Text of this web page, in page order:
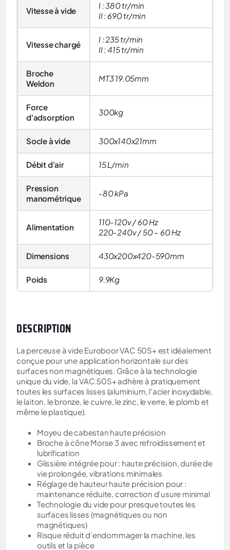
Vitesse à vide
I : 380 tr/min
II : 690 tr/min
Vitesse chargé
I : 235 tr/min
II : 415 tr/min
Broche
Weldon
MT3 19.05mm
Force
d'adsorption
300kg
Socle à vide 300x140x21mm
Débit d'air 15 L/min
Pression
manométrique
-80 kPa
Alimentation
110-120v / 60 Hz
220-240v / 50 – 60 Hz
Dimensions 430x200x420-590mm
Poids 9.9Kg
DESCRIPTION
La perceuse à vide Euroboor VAC 50S+ est idéalement
conçue pour une application horizontale sur des
surfaces non magnétiques. Grâce à la technologie
unique du vide, la VAC.50S+ adhère à pratiquement
toutes les surfaces lisses (aluminium, l’acier inoxydable,
le laiton, le bronze, le cuivre, le zinc, le verre, le plomb et
même le plastique).
Moyeu de cabestan haute précision
Broche à cône Morse 3 avec refroidissement et
lubrification
Glissière intégrée pour : haute précision, durée de
vie prolongée, vibrations minimales
Réglage de hauteur haute précision pour :
maintenance réduite, correction d’usure minimal
Technologie du vide pour presque toutes les
surfaces lisses (magnétiques ou non
magnétiques)
Risque réduit d’endommager la machine, les
outils et la pièce